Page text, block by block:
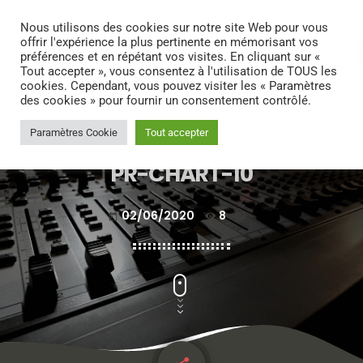
search menu
PR-CHART-10
today 02/06/2020 8
Nous utilisons des cookies sur notre site Web pour vous
offrir l'expérience la plus pertinente en mémorisant vos
préférences et en répétant vos visites. En cliquant sur «
Tout accepter », vous consentez à l'utilisation de TOUS les
cookies. Cependant, vous pouvez visiter les « Paramètres
des cookies » pour fournir un consentement contrôlé.
Paramètres Cookie Tout accepter